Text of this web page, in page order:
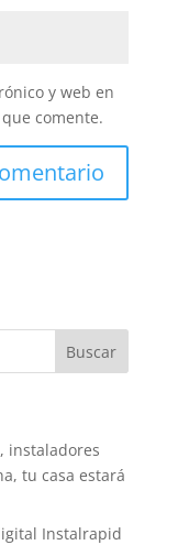
y web en
comente.
instaladores
tu casa estará
Instalrapid